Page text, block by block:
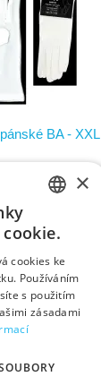
BA - XXL
ENGLISH
GERMAN
×
cookies ke
Používáním
s použitím
zásadami